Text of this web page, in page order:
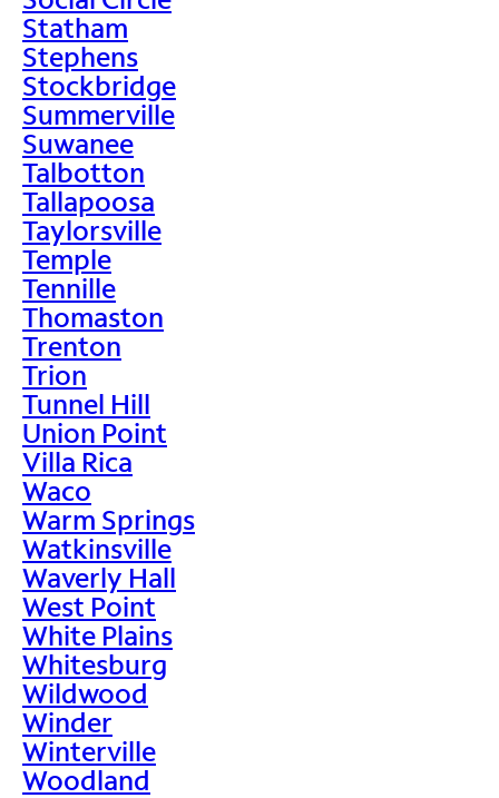
Statham
Stephens
Stockbridge
Summerville
Suwanee
Talbotton
Tallapoosa
Taylorsville
Temple
Tennille
Thomaston
Trenton
Trion
Tunnel Hill
Union Point
Villa Rica
Waco
Warm Springs
Watkinsville
Waverly Hall
West Point
White Plains
Whitesburg
Wildwood
Winder
Winterville
Woodland